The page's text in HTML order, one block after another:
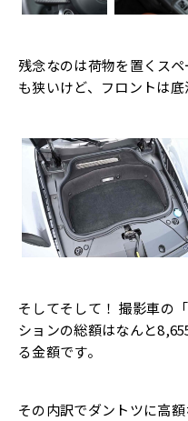
残念なのは荷物を置くス
も狭いけど、フロントは底
そしてそして！ 撮影車の
ションの総額はなんと
る金額です。
その内訳でダントツに高